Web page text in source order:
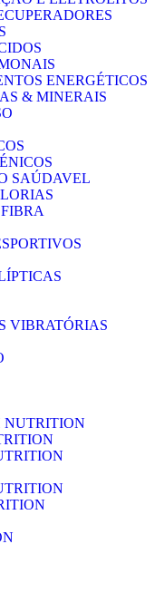
ENERGÉTICOS
& MINERAIS
SAÚDAVEL
VIBRATÓRIAS